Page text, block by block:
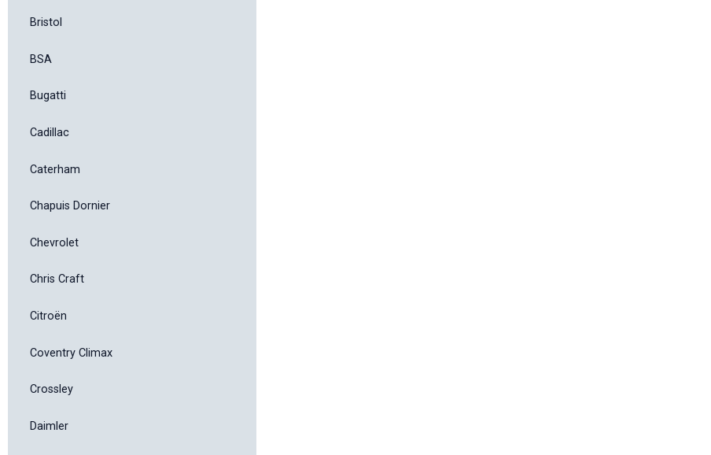
Bristol
BSA
Bugatti
Cadillac
Caterham
Chapuis Dornier
Chevrolet
Chris Craft
Citroën
Coventry Climax
Crossley
Daimler